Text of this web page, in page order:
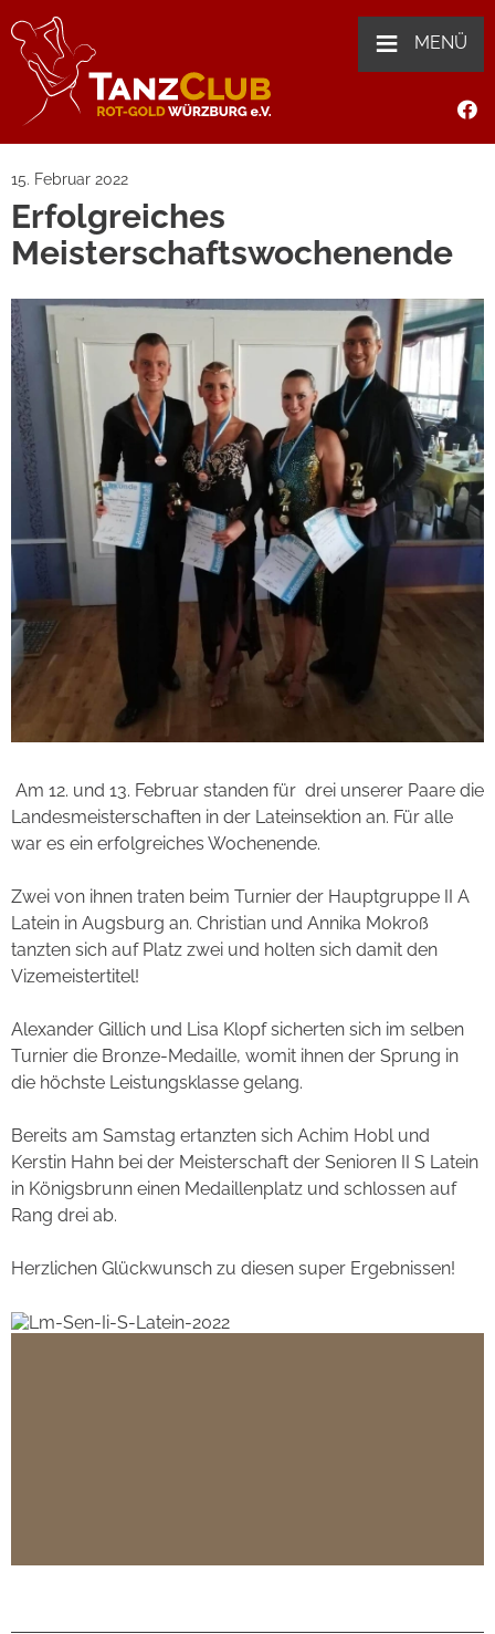
≡ MENÜ
15. Februar 2022
Erfolgreiches
Meisterschaftswochenende
Am 12. und 13. Februar standen für drei unserer Paare die
Landesmeisterschaften in der Lateinsektion an. Für alle
war es ein erfolgreiches Wochenende.
Zwei von ihnen traten beim Turnier der Hauptgruppe II A
Latein in Augsburg an. Christian und Annika Mokroß
tanzten sich auf Platz zwei und holten sich damit den
Vizemeistertitel!
Alexander Gillich und Lisa Klopf sicherten sich im selben
Turnier die Bronze-Medaille, womit ihnen der Sprung in
die höchste Leistungsklasse gelang.
Bereits am Samstag ertanzten sich Achim Hobl und
Kerstin Hahn bei der Meisterschaft der Senioren II S Latein
in Königsbrunn einen Medaillenplatz und schlossen auf
Rang drei ab.
Herzlichen Glückwunsch zu diesen super Ergebnissen!